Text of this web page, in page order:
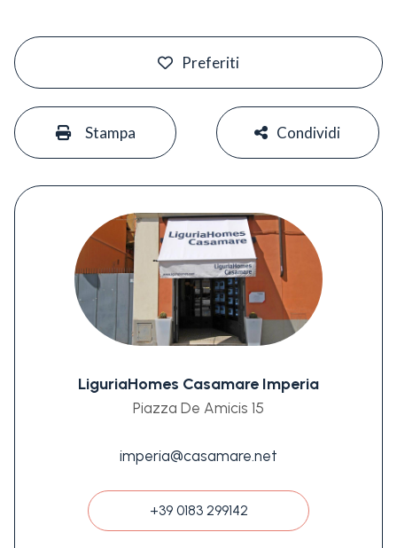
Preferiti
Stampa Condividi
LiguriaHomes Casamare Imperia
Piazza De Amicis 15
imperia@casamare.net
+39 0183 299142